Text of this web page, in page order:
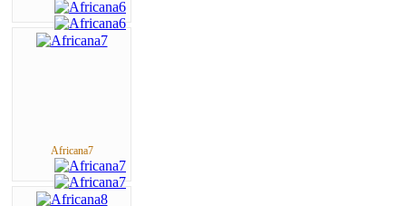
Africana7